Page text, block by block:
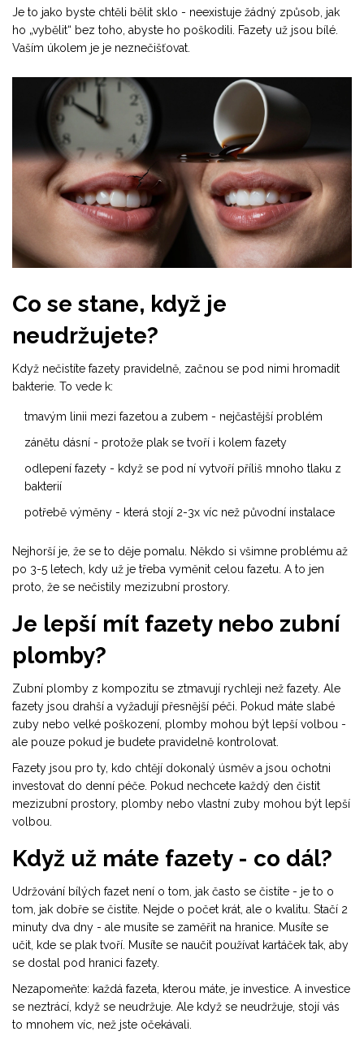
Je to jako byste chtěli bělit sklo - neexistuje žádný způsob, jak
ho „vybělit“ bez toho, abyste ho poškodili. Fazety už jsou bílé.
Vaším úkolem je je neznečišťovat.
Co se stane, když je
neudržujete?
Když nečistíte fazety pravidelně, začnou se pod nimi hromadit
bakterie. To vede k:
tmavým linii mezi fazetou a zubem - nejčastější problém
zánětu dásní - protože plak se tvoří i kolem fazety
odlepení fazety - když se pod ní vytvoří příliš mnoho tlaku z
bakterií
potřebě výměny - která stojí 2-3x víc než původní instalace
Nejhorší je, že se to děje pomalu. Někdo si všimne problému až
po 3-5 letech, kdy už je třeba vyměnit celou fazetu. A to jen
proto, že se nečistily mezizubní prostory.
Je lepší mít fazety nebo zubní
plomby?
Zubní plomby z kompozitu se ztmavují rychleji než fazety. Ale
fazety jsou drahší a vyžadují přesnější péči. Pokud máte slabé
zuby nebo velké poškození, plomby mohou být lepší volbou -
ale pouze pokud je budete pravidelně kontrolovat.
Fazety jsou pro ty, kdo chtějí dokonalý úsměv a jsou ochotni
investovat do denní péče. Pokud nechcete každý den čistit
mezizubní prostory, plomby nebo vlastní zuby mohou být lepší
volbou.
Když už máte fazety - co dál?
Udržování bílých fazet není o tom, jak často se čistíte - je to o
tom, jak dobře se čistíte. Nejde o počet krát, ale o kvalitu. Stačí 2
minuty dva dny - ale musíte se zaměřit na hranice. Musíte se
učit, kde se plak tvoří. Musíte se naučit používat kartáček tak, aby
se dostal pod hranici fazety.
Nezapomeňte: každá fazeta, kterou máte, je investice. A investice
se neztrácí, když se neudržuje. Ale když se neudržuje, stojí vás
to mnohem víc, než jste očekávali.